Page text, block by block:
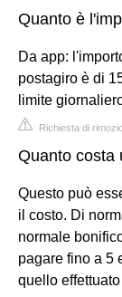
Quanto è
Da app:
postagiro è di
limite
Richiesta di
Quanto costa
Questo può
il costo. Di
normale
pagare fino a 5
quello